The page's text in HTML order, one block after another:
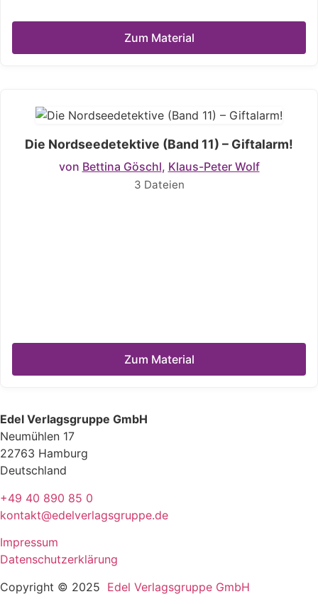
Zum Material
Die Nordseedetektive (Band 11) – Giftalarm!
von Bettina Göschl, Klaus-Peter Wolf
3 Dateien
Zum Material
Edel Verlagsgruppe GmbH
Neumühlen 17
22763 Hamburg
Deutschland
+49 40 890 85 0
kontakt@edelverlagsgruppe.de
Impressum
Datenschutzerklärung
Copyright © 2025 Edel Verlagsgruppe GmbH